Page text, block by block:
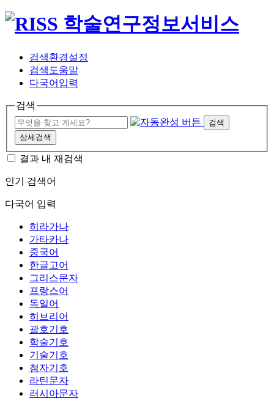
검색환경설정
검색도움말
다국어입력
검색
검색
상세검색
결과 내 재검색
인기 검색어
다국어 입력
히라가나
가타카나
중국어
한글고어
그리스문자
프랑스어
독일어
히브리어
괄호기호
학술기호
기술기호
첨자기호
라틴문자
러시아문자